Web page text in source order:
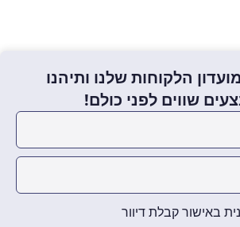
הלקוחות שלנו ותיהנו
שווים לפני כולם!
באישור קבלת דיוור